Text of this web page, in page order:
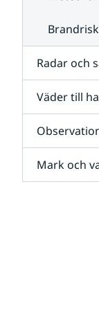
Radar och
Väder till
Mark och